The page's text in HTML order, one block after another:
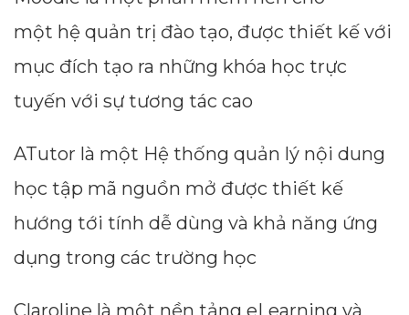
một hệ quản trị đào tạo, được thiết kế với
mục đích tạo ra những khóa học trực
tuyến với sự tương tác cao
ATutor là một Hệ thống quản lý nội dung
học tập mã nguồn mở được thiết kế
hướng tới tính dễ dùng và khả năng ứng
dụng trong các trường học
Claroline là một nền tảng eLearning và